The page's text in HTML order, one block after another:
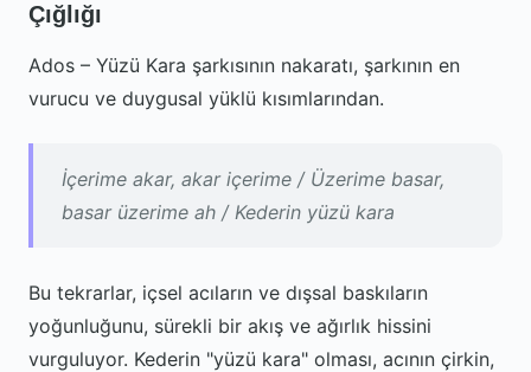
Çığlığı
Ados – Yüzü Kara şarkısının nakaratı, şarkının en
vurucu ve duygusal yüklü kısımlarından.
İçerime akar, akar içerime / Üzerime basar,
basar üzerime ah / Kederin yüzü kara
Bu tekrarlar, içsel acıların ve dışsal baskıların
yoğunluğunu, sürekli bir akış ve ağırlık hissini
vurguluyor. Kederin "yüzü kara" olması, acının çirkin,